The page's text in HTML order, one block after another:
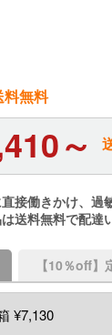
料無料
～
接働きかけ、
送料無料で配達
【10％off】